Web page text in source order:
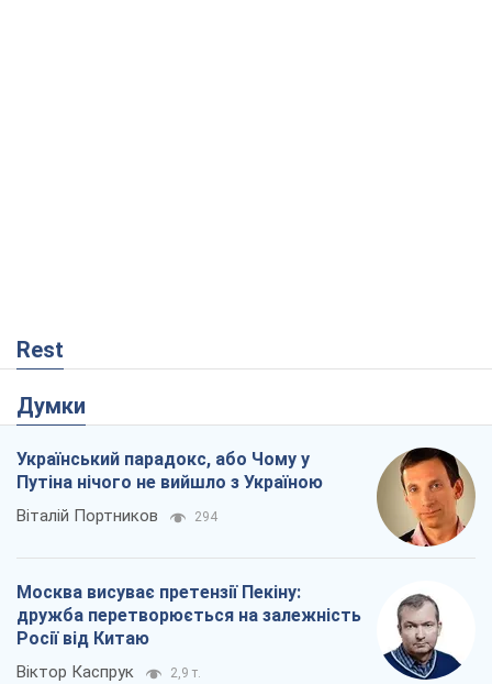
Rest
Думки
Український парадокс, або Чому у
Путіна нічого не вийшло з Україною
Віталій Портников 294
Москва висуває претензії Пекіну:
дружба перетворюється на залежність
Росії від Китаю
Віктор Каспрук 2,9 т.